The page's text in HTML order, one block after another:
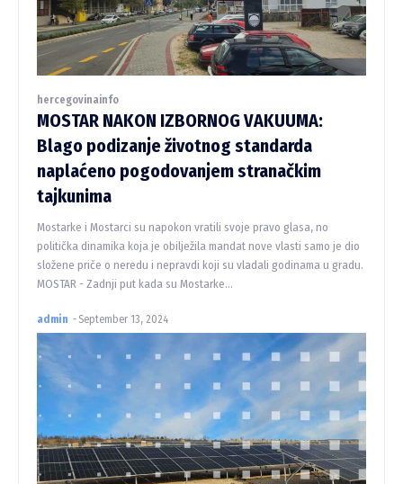
hercegovinainfo
MOSTAR NAKON IZBORNOG VAKUUMA:
Blago podizanje životnog standarda
naplaćeno pogodovanjem stranačkim
tajkunima
Mostarke i Mostarci su napokon vratili svoje pravo glasa, no
politička dinamika koja je obilježila mandat nove vlasti samo je dio
složene priče o neredu i nepravdi koji su vladali godinama u gradu.
MOSTAR - Zadnji put kada su Mostarke...
admin - September 13, 2024